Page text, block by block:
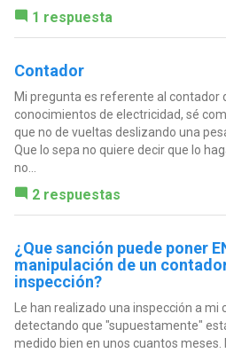
1 respuesta
Contador
Mi pregunta es referente al contador
conocimientos de electricidad, sé
que no de vueltas deslizando una
Que lo sepa no quiere decir que lo
no...
2 respuestas
¿Que sanción puede poner
manipulación de un
inspección?
Le han realizado una inspección a mi
detectando que "supuestamente"
medido bien en unos cuantos meses.